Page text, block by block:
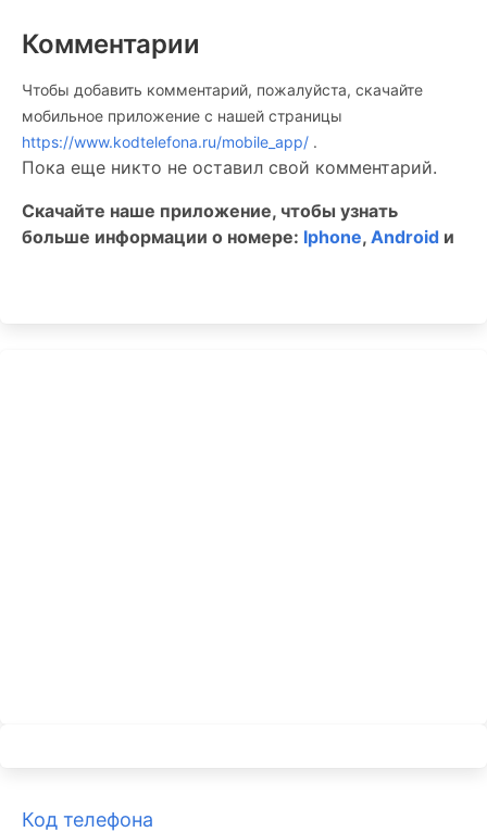
Комментарии
Чтобы добавить комментарий, пожалуйста, скачайте
мобильное приложение c нашей страницы
https://www.kodtelefona.ru/mobile_app/ .
Пока еще никто не оставил свой комментарий.
Скачайте наше приложение, чтобы узнать
больше информации о номере: Iphone, Android и
Код телефона